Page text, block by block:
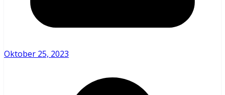
Oktober 25, 2023